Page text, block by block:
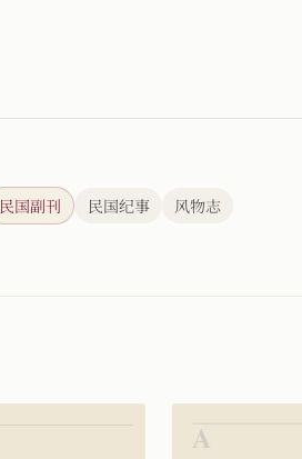
民国副刊 民国纪事 风物志